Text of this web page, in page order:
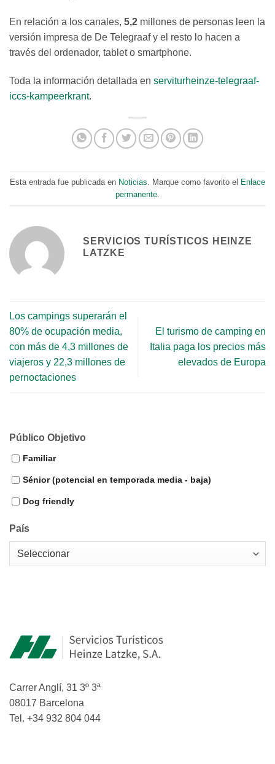
En relación a los canales, 5,2 millones de personas leen la
versión impresa de De Telegraaf y el resto lo hacen a
través del ordenador, tablet o smartphone.
Toda la información detallada en serviturheinze-telegraaf-
iccs-kampeerkrant.
Esta entrada fue publicada en Noticias . Marque como favorito el Enlace
permanente
SERVICIOS TURÍSTICOS HEINZE
LATZKE
Los campings superarán el
80% de ocupación media,
con más de 4,3 millones de
viajeros y 22,3 millones de
pernoctaciones
El turismo de camping en
Italia paga los precios más
elevados de Europa
Público Objetivo
Familiar
Sénior (potencial en temporada media - baja)
Dog friendly
País
Carrer Anglí, 31 3º 3ª
08017 Barcelona
Tel. +34 932 804 044